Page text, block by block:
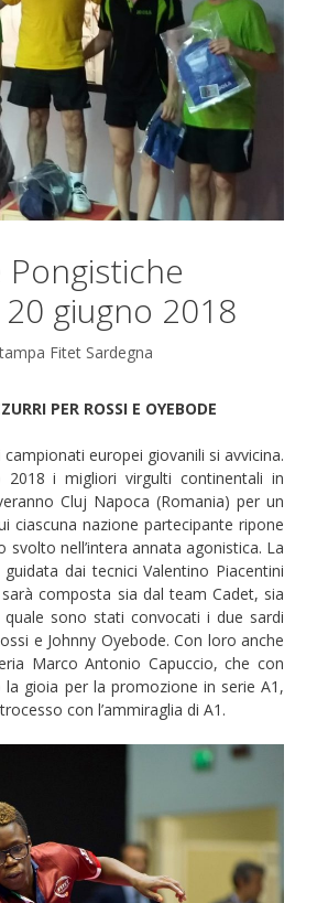
giugno 2018
Fitet Sardegna
PER ROSSI E OYEBODE
europei giovanili si avvicina.
i migliori virgulti continentali in
Cluj Napoca (Romania) per un
ciascuna nazione partecipante ripone
nell’intera annata agonistica. La
dai tecnici Valentino Piacentini
composta sia dal team Cadet, sia
quale sono stati convocati i due sardi
e Johnny Oyebode. Con loro anche
Marco Antonio Capuccio, che con
la gioia per la promozione in serie A1,
con l’ammiraglia di A1.